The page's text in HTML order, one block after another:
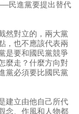
民進黨要提出替代
然對立的，兩大黨
，也不應該代表兩
是要和國民黨競爭
麼走？什麼方向對
黨必須要比國民黨
建立由他自己所代
念、作風和人物都